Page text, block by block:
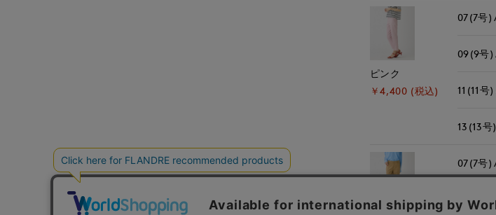
ピンク
￥4,400 (税込)
07(7号)
09(9号)
11(11号)
13(13号)
07(7号)
09(9号)